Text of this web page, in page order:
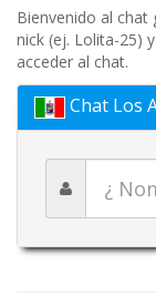
Bienvenido al chat
nick (ej. Lolita-25)
acceder al chat.
Chat Los